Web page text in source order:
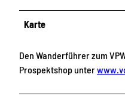
Karte
Den Wanderführer zum
Prospektshop unter